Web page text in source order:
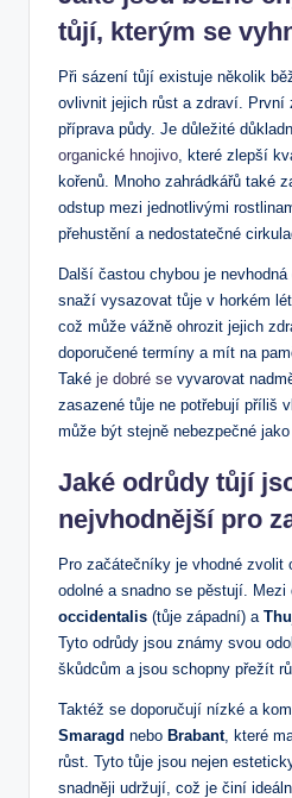
tůjí, kterým se
Při sázení tůjí existuje několik
ovlivnit jejich růst a zdraví. První
příprava půdy. Je důležité
organické hnojivo , které zlepší
kořenů. Mnoho zahrádkářů také
odstup mezi jednotlivými
přehustění a nedostatečné
Další častou chybou je
snaží vysazovat tůje v horkém
což může vážně ohrozit jejich
doporučené termíny a mít na
Také je dobré se vyvarovat
zasazené tůje ne potřebují příliš
může být stejně nebezpečné jako
Jaké odrůdy tůjí
nejvhodnější pro
Pro začátečníky je vhodné zvolit
odolné a snadno se pěstují. Mezi
occidentalis (tůje západní) a
Tyto odrůdy jsou známy svou
škůdcům a jsou schopny přežít
Taktéž se doporučují nízké a
Smaragd nebo Brabant, které
růst. Tyto tůje jsou nejen
snadněji udržují, což je činí